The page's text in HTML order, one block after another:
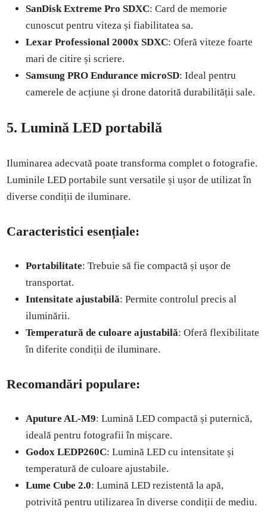
SanDisk Extreme Pro SDXC: Card de memorie
cunoscut pentru viteza și fiabilitatea sa.
Lexar Professional 2000x SDXC: Oferă viteze foarte
mari de citire și scriere.
Samsung PRO Endurance microSD: Ideal pentru
camerele de acțiune și drone datorită durabilității sale.
5. Lumină LED portabilă
Iluminarea adecvată poate transforma complet o fotografie.
Luminile LED portabile sunt versatile și ușor de utilizat în
diverse condiții de iluminare.
Caracteristici esențiale:
Portabilitate: Trebuie să fie compactă și ușor de
transportat.
Intensitate ajustabilă: Permite controlul precis al
iluminării.
Temperatură de culoare ajustabilă: Oferă flexibilitate
în diferite condiții de iluminare.
Recomandări populare:
Aputure AL-M9: Lumină LED compactă și puternică,
ideală pentru fotografii în mișcare.
Godox LEDP260C: Lumină LED cu intensitate și
temperatură de culoare ajustabile.
Lume Cube 2.0: Lumină LED rezistentă la apă,
potrivită pentru utilizarea în diverse condiții de mediu.